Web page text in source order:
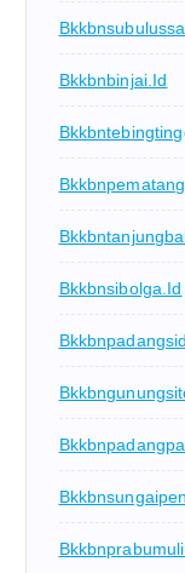
Bkkbnbinjai.id
Bkkbnsibolga.id